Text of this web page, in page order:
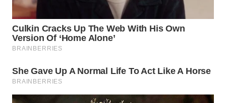
NEWS
WAHANA
TANI
WAHANA
ADVOKAT